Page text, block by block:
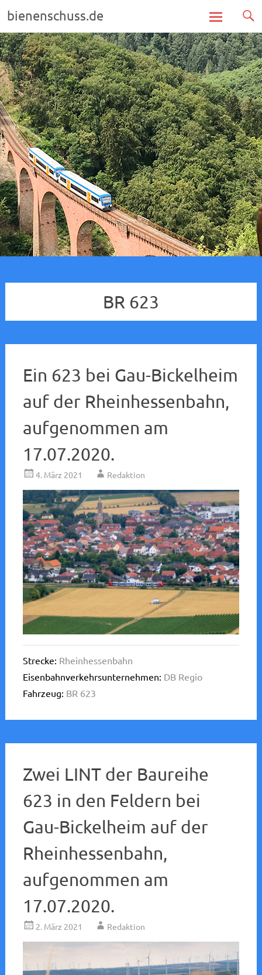
bienenschuss.de
Zum
Inhalt
springen
BR 623
Ein 623 bei Gau-Bickelheim
auf der Rheinhessenbahn,
aufgenommen am
17.07.2020.
4. März 2021 Redaktion
Strecke: Rheinhessenbahn
Eisenbahnverkehrsunternehmen: DB Regio
Fahrzeug: BR 623
Zwei LINT der Baureihe
623 in den Feldern bei
Gau-Bickelheim auf der
Rheinhessenbahn,
aufgenommen am
17.07.2020.
2. März 2021 Redaktion